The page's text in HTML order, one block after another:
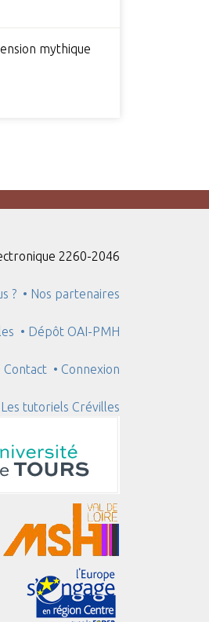
mythique
2260-2046
? • Nos partenaires
• Dépôt OAI-PMH
Contact • Connexion
Les tutoriels Crévilles